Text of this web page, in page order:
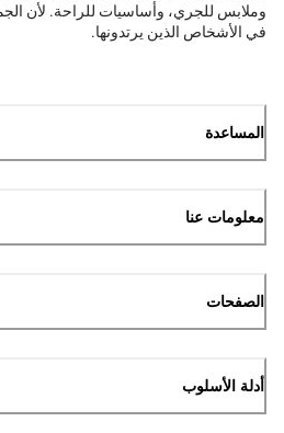
وملابس للجري، وأساسيات للراحة. لأن
في الأشخاص الذين يرتدونها.
المساعدة
معلومات عنا
الصفحات
أدلة الأسلوب